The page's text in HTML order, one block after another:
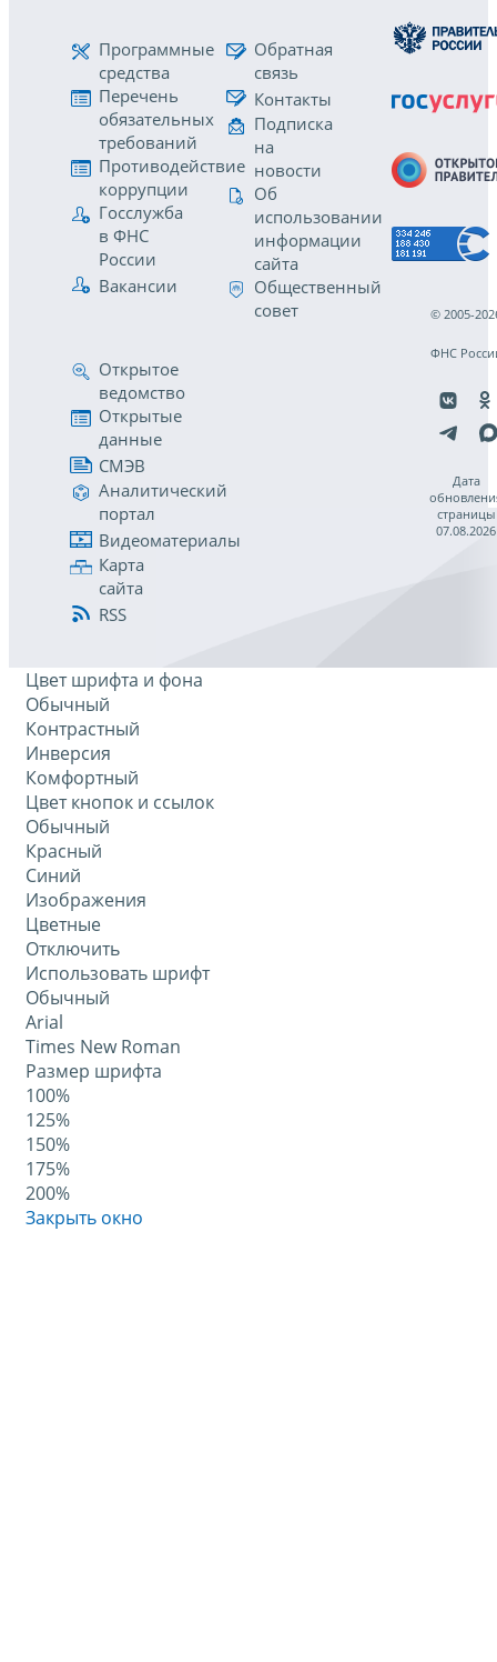
Программные
средства
Перечень
обязательных
требований
Противодействие
коррупции
Госслужба
в ФНС
России
Вакансии
Обратная
связь
Контакты
Подписка
на
новости
Об
использовании
информации
сайта
Общественный
совет
Открытое
ведомство
Открытые
данные
СМЭВ
Аналитический
портал
Видеоматериалы
Карта
сайта
RSS
© 2005-
ФНС
Дата
страницы
07.08.2026
Цвет шрифта и фона
Обычный
Контрастный
Инверсия
Комфортный
Цвет кнопок и ссылок
Обычный
Красный
Синий
Изображения
Цветные
Отключить
Использовать шрифт
Обычный
Arial
Times New Roman
Размер шрифта
100%
125%
150%
175%
200%
Закрыть окно